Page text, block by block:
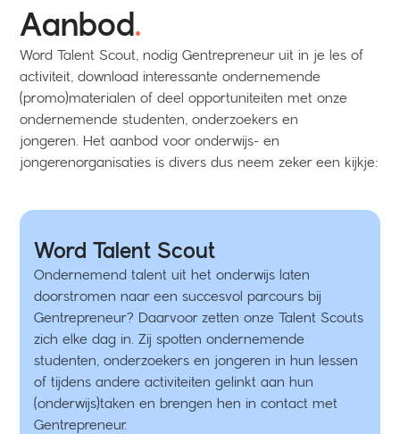
Aanbod.
Word Talent Scout, nodig Gentrepreneur uit in je les of
activiteit, download interessante ondernemende
(promo)materialen of deel opportuniteiten met onze
ondernemende studenten, onderzoekers en
jongeren. Het aanbod voor onderwijs- en
jongerenorganisaties is divers dus neem zeker een kijkje:
Word Talent Scout
Ondernemend talent uit het onderwijs laten
doorstromen naar een succesvol parcours bij
Gentrepreneur? Daarvoor zetten onze Talent Scouts
zich elke dag in. Zij spotten ondernemende
studenten, onderzoekers en jongeren in hun lessen
of tijdens andere activiteiten gelinkt aan hun
(onderwijs)taken en brengen hen in contact met
Gentrepreneur.